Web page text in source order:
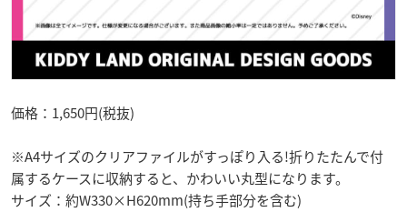
価格：1,650円(税抜)
※A4サイズのクリアファイルがすっぽり入る!折りたたんで付
属するケースに収納すると、かわいい丸型になります。
サイズ：約W330×H620mm(持ち手部分を含む)